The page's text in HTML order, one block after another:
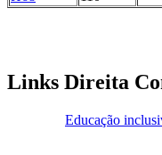
Links Direita
Educação